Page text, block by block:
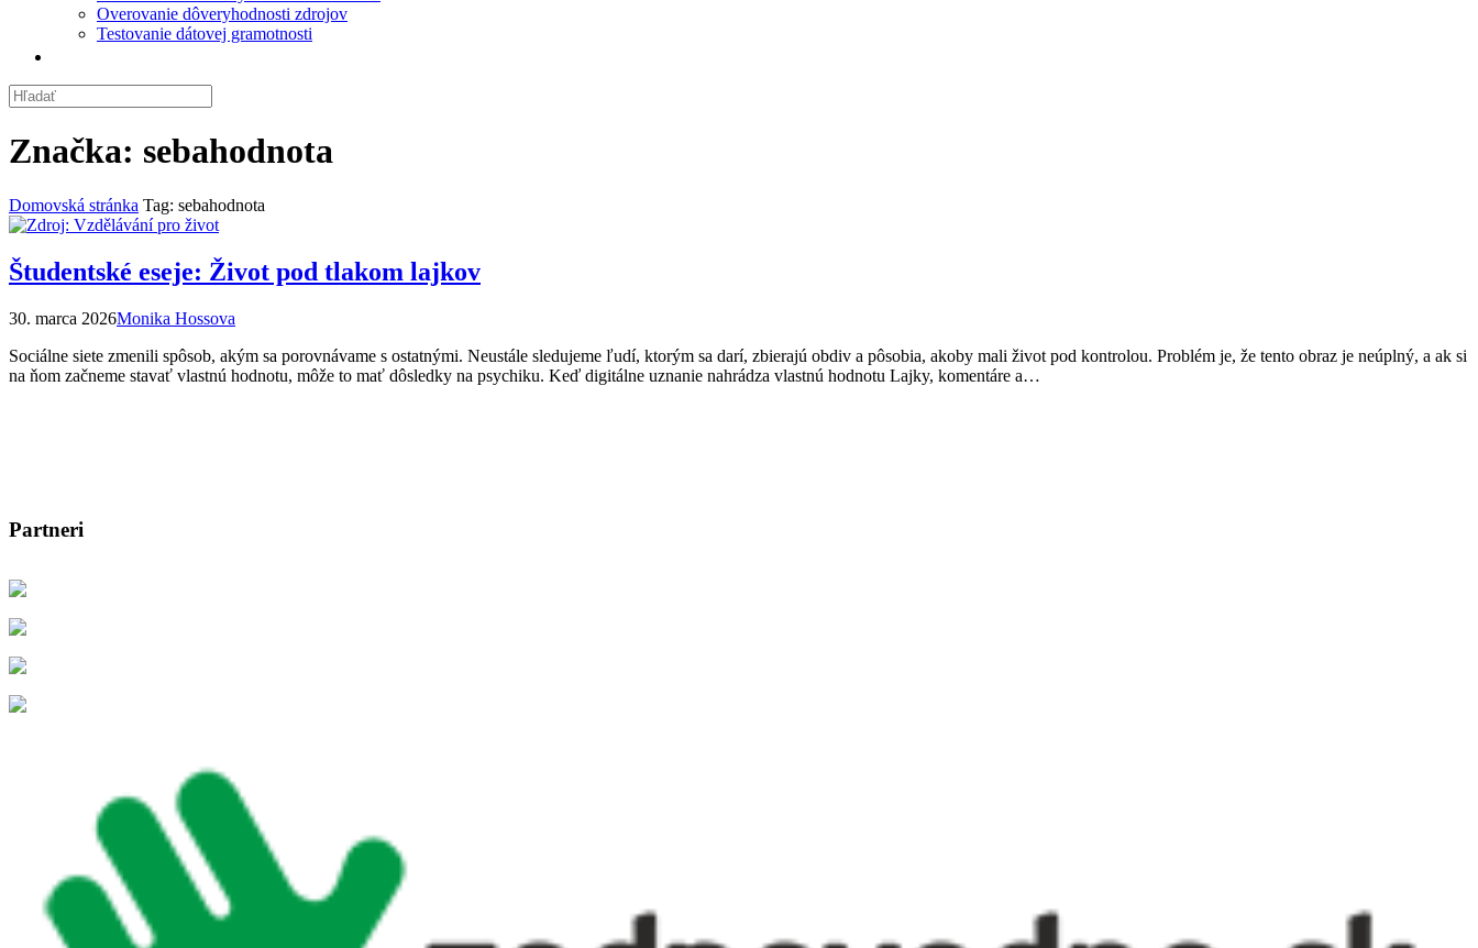
Overovanie dôveryhodnosti zdrojov
Testovanie dátovej gramotnosti
Značka: sebahodnota
Domovská stránka Tag: sebahodnota
Študentské eseje: Život pod tlakom lajkov
30. marca 2026Monika Hossova
Sociálne siete zmenili spôsob, akým sa porovnávame s ostatnými. Neustále sledujeme ľudí, ktorým sa darí, zbierajú obdiv a pôsobia, akoby mali život pod kontrolou. Problém je, že tento obraz je neúplný, a ak si
na ňom začneme stavať vlastnú hodnotu, môže to mať dôsledky na psychiku. Keď digitálne uznanie nahrádza vlastnú hodnotu Lajky, komentáre a…
Partneri